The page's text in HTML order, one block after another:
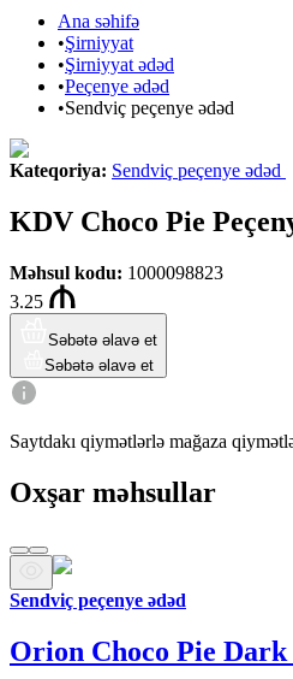
Ana səhifə
•Şirniyyat
•Şirniyyat ədəd
•Peçenye ədəd
•Sendviç peçenye ədəd
Kateqoriya: Sendviç peçenye ədəd
KDV Choco Pie
Məhsul kodu: 1000098823
3.25
Səbətə əlavə et
Səbətə əlavə et
Saytdakı qiymətlərlə mağaza
Oxşar məhsullar
Sendviç peçenye ədəd
Orion Choco Pie Dark